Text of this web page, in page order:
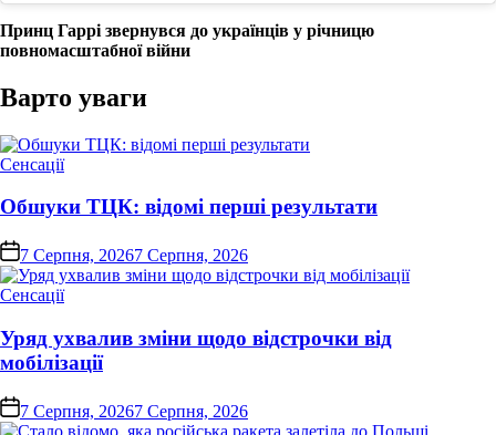
Принц Гаррі звернувся до українців у річницю
повномасштабної війни
Варто уваги
Опублікувати
Сенсації
Обшуки ТЦК: відомі перші результати
on 7 Серпня, 20267 Серпня, 2026
Опублікувати
Сенсації
Уряд ухвалив зміни щодо відстрочки від
мобілізації
on 7 Серпня, 20267 Серпня, 2026